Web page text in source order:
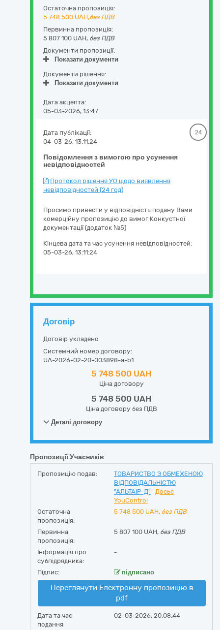
Остаточна пропозиція:
5 748 500 UAH,без ПДВ
Первинна пропозиція:
5 807 100 UAH, без ПДВ
Документи пропозиції:
Показати документи
Документи рішення:
Показати документи
Дата акцепта:
05-03-2026, 13:47
Повідомлення з вимогою про усунення
невідповідностей
Дата публікації:
04-03-26, 13:11:24
24
Протокол рішення УО щодо виявлення
невідповідностей (24 год)
Просимо привести у відповідність подану Вами
комерційну пропозицію до вимог Конкустної
документації (додаток №5)
Кінцева дата та час усунення невідповідностей:
05-03-26, 13:11:24
Договір
Договір укладено
Системний номер договору:
UA-2026-02-20-003898-a-b1
5 748 500 UAH
Ціна договору
5 748 500 UAH
Ціна договору без ПДВ
Деталі договору
Пропозиції Учасників
Пропозицію подав:
ТОВАРИСТВО З ОБМЕЖЕНОЮ
ВІДПОВІДАЛЬНІСТЮ
"АЛЬТАІР-Д"
Досьє
YouControl
Остаточна
пропозиція:
5 748 500 UAH, без ПДВ
Первинна
пропозиція:
5 807 100 UAH, без ПДВ
Інформація про
субпідрядника:
-
Підпис: підписано
Переглянути Електронну пропозицію в
pdf
Дата та час
подання
02-03-2026, 20:08:44